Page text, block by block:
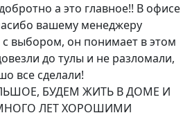
а это главное!! В офисе
вашему менеджеру
выбором, он понимает в этом
до тулы и не разломали,
все сделали!
БУДЕМ ЖИТЬ В ДОМЕ И
ЛЕТ ХОРОШИМИ